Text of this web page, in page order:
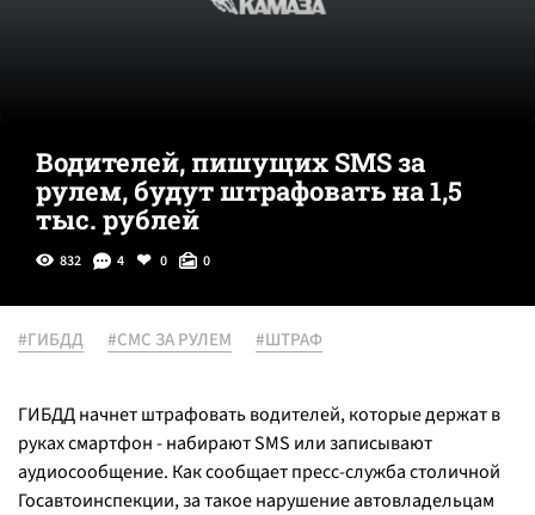
Водителей, пишущих SMS за
рулем, будут штрафовать на 1,5
тыс. рублей
832 4 0 0
#ГИБДД #СМС ЗА РУЛЕМ #ШТРАФ
ГИБДД начнет штрафовать водителей, которые держат в
руках смартфон - набирают SMS или записывают
аудиосообщение. Как сообщает пресс-служба столичной
Госавтоинспекции, за такое нарушение автовладельцам